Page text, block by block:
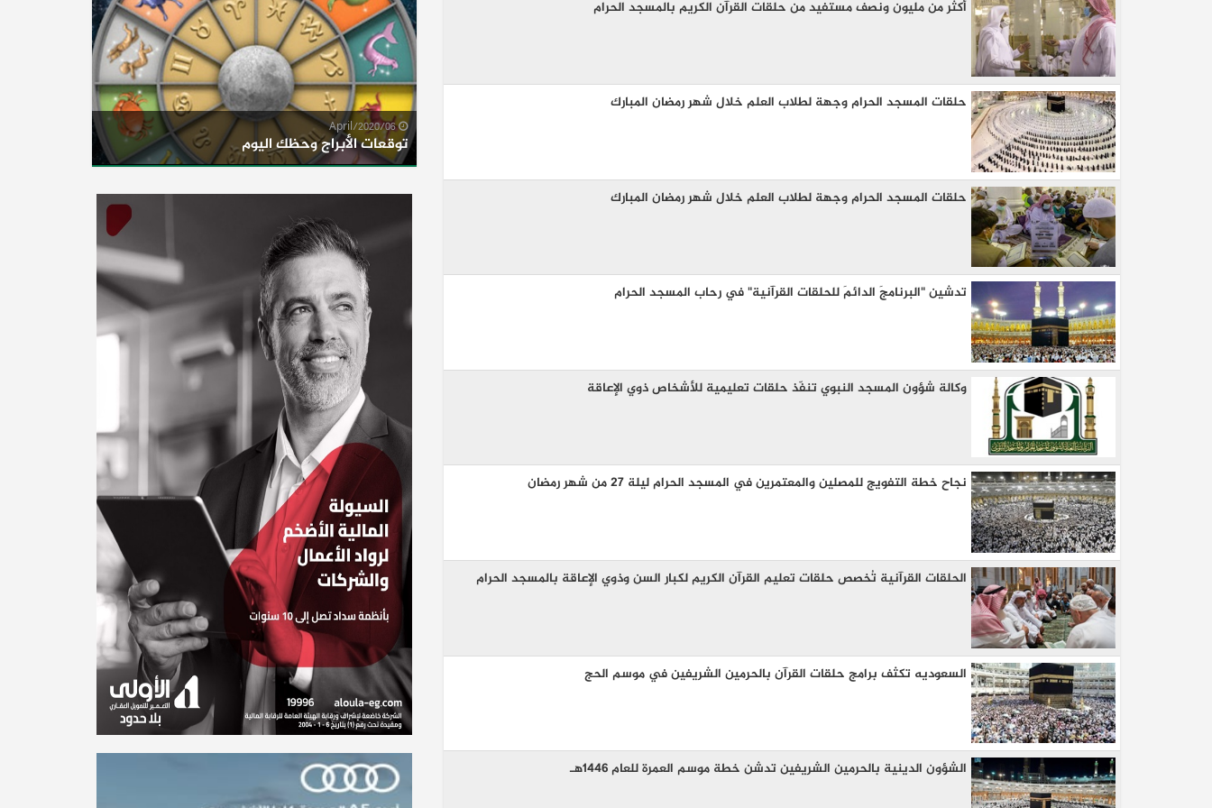
أكثر من مليون ونصف مستفيد من حلقات القرآن الكريم بالمسجد الحرام
حلقات المسجد الحرام وجهة لطلاب العلم خلال شهر رمضان المبارك
حلقات المسجد الحرام وجهة لطلاب العلم خلال شهر رمضان المبارك
تدشين "البرنامجَ الدائمَ للحلقات القرآنية" في رحاب المسجد الحرام
وكالة شؤون المسجد النبوي تنفّذ حلقات تعليمية للأشخاص ذوي الإعاقة
نجاح خطة التفويج للمصلين والمعتمرين في المسجد الحرام ليلة 27 من شهر رمضان
الحلقات القرآنية تُخصص حلقات تعليم القرآن الكريم لكبار السن وذوي الإعاقة بالمسجد الحرام
السعوديه تكثف برامج حلقات القرآن بالحرمين الشريفين في موسم الحج
الشؤون الدينية بالحرمين الشريفين تدشن خطة موسم العمرة للعام 1446هـ
06/April/2020
توقعات الأبراج وحظك اليوم